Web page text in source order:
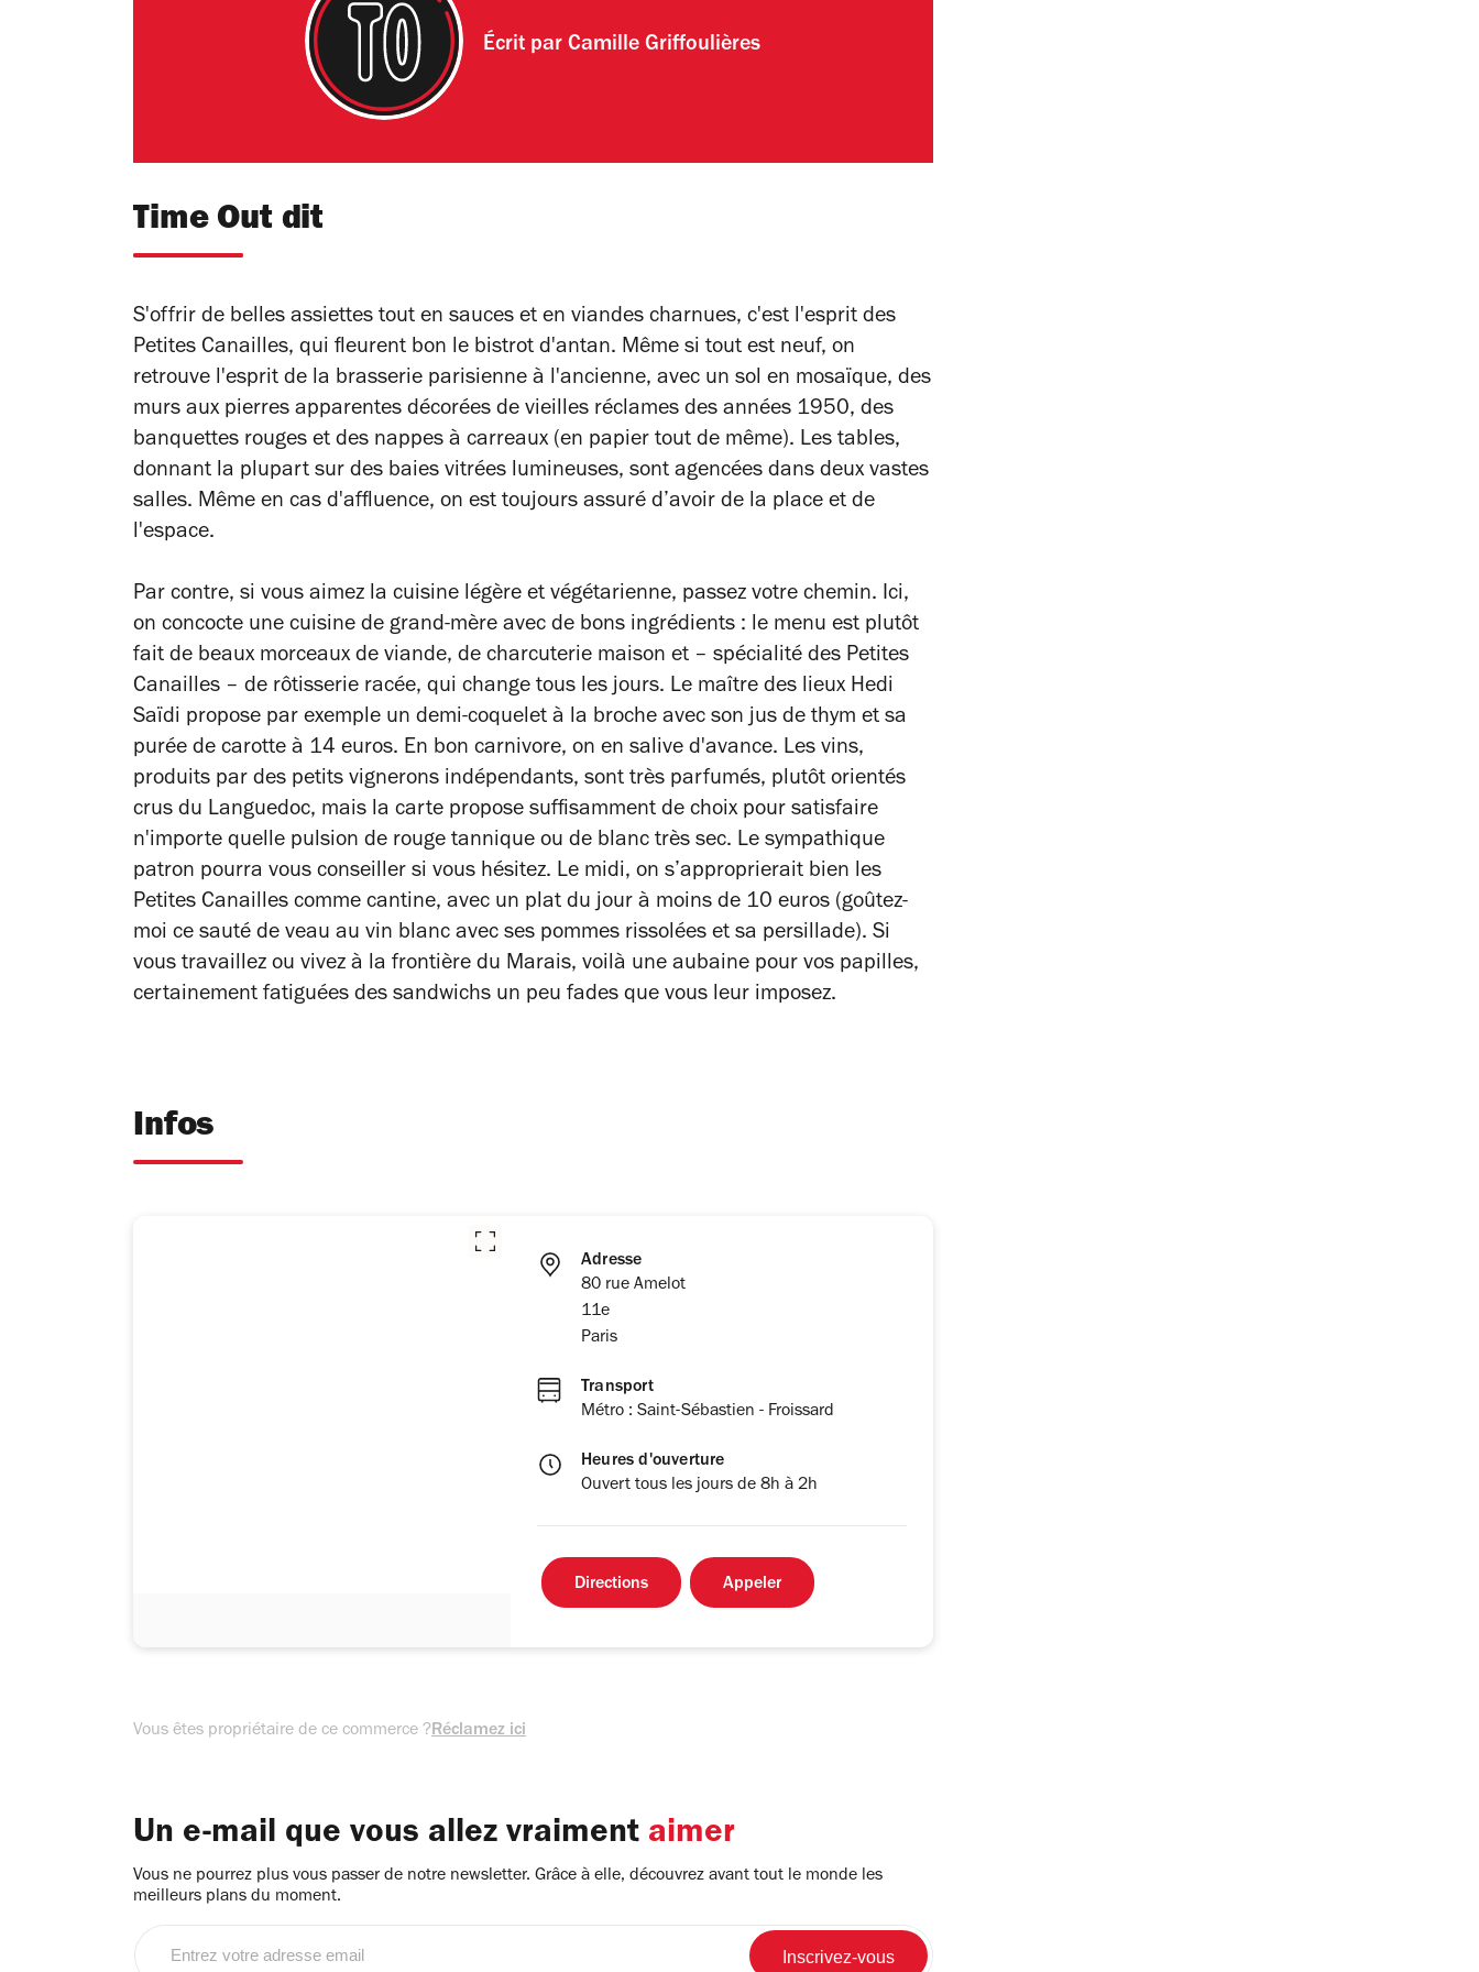
Écrit parCamille Griffoulières
Time Out dit
S'offrir de belles assiettes tout en sauces et en viandes charnues, c'est l'esprit des
Petites Canailles, qui fleurent bon le bistrot d'antan. Même si tout est neuf, on
retrouve l'esprit de la brasserie parisienne à l'ancienne, avec un sol en mosaïque, des
murs aux pierres apparentes décorées de vieilles réclames des années 1950, des
banquettes rouges et des nappes à carreaux (en papier tout de même). Les tables,
donnant la plupart sur des baies vitrées lumineuses, sont agencées dans deux vastes
salles. Même en cas d'affluence, on est toujours assuré d’avoir de la place et de
l'espace.
Par contre, si vous aimez la cuisine légère et végétarienne, passez votre chemin. Ici,
on concocte une cuisine de grand-mère avec de bons ingrédients : le menu est plutôt
fait de beaux morceaux de viande, de charcuterie maison et – spécialité des Petites
Canailles – de rôtisserie racée, qui change tous les jours. Le maître des lieux Hedi
Saïdi propose par exemple un demi-coquelet à la broche avec son jus de thym et sa
purée de carotte à 14 euros. En bon carnivore, on en salive d'avance. Les vins,
produits par des petits vignerons indépendants, sont très parfumés, plutôt orientés
crus du Languedoc, mais la carte propose suffisamment de choix pour satisfaire
n'importe quelle pulsion de rouge tannique ou de blanc très sec. Le sympathique
patron pourra vous conseiller si vous hésitez. Le midi, on s’approprierait bien les
Petites Canailles comme cantine, avec un plat du jour à moins de 10 euros (goûtez-
moi ce sauté de veau au vin blanc avec ses pommes rissolées et sa persillade). Si
vous travaillez ou vivez à la frontière du Marais, voilà une aubaine pour vos papilles,
certainement fatiguées des sandwichs un peu fades que vous leur imposez.
Infos
Adresse
80 rue Amelot
11e
Paris
Transport
Métro : Saint-Sébastien - Froissard
Heures d'ouverture
Ouvert tous les jours de 8h à 2h
Directions Appeler
Vous êtes propriétaire de ce commerce ?Réclamez ici
Un e-mail que vous allez vraiment aimer
Vous ne pourrez plus vous passer de notre newsletter. Grâce à elle, découvrez avant tout le monde les
meilleurs plans du moment.